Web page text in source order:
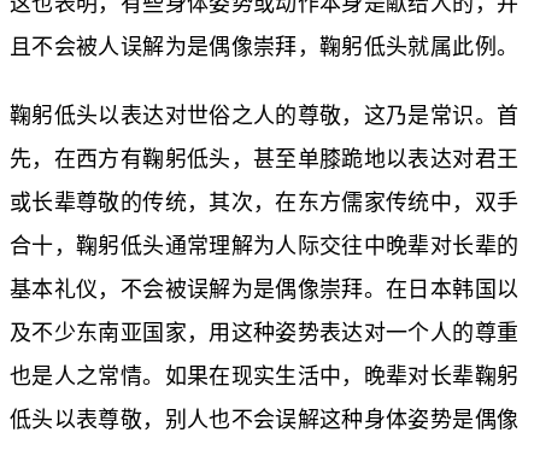
且不会被人误解为是偶像崇拜，鞠躬低头就属此例。
鞠躬低头以表达对世俗之人的尊敬，这乃是常识。首
先，在西方有鞠躬低头，甚至单膝跪地以表达对君王
或长辈尊敬的传统，其次，在东方儒家传统中，双手
合十，鞠躬低头通常理解为人际交往中晚辈对长辈的
基本礼仪，不会被误解为是偶像崇拜。在日本韩国以
及不少东南亚国家，用这种姿势表达对一个人的尊重
也是人之常情。如果在现实生活中，晚辈对长辈鞠躬
低头以表尊敬，别人也不会误解这种身体姿势是偶像